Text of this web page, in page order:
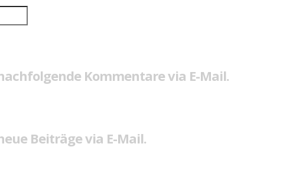
Kommentare via E-Mail.
Beiträge via E-Mail.